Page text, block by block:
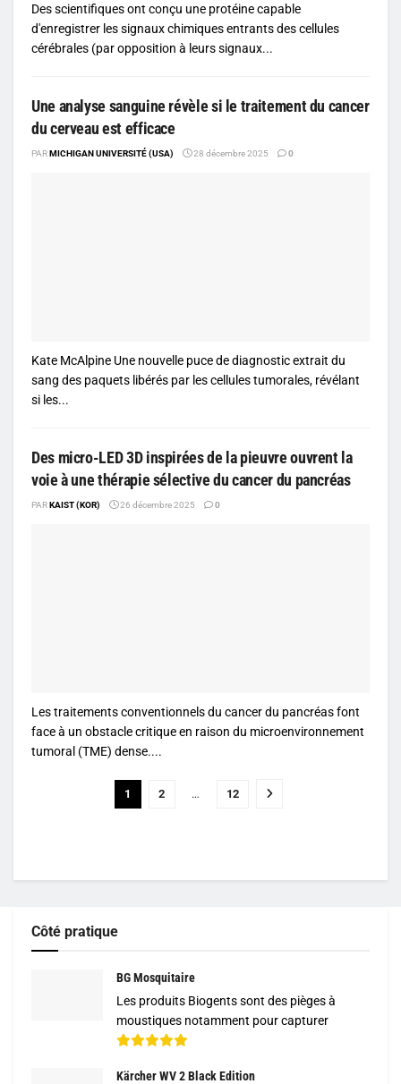
Des scientifiques ont conçu une protéine capable
d'enregistrer les signaux chimiques entrants des cellules
cérébrales (par opposition à leurs signaux...
Une analyse sanguine révèle si le traitement du cancer
du cerveau est efficace
PARMICHIGAN UNIVERSITÉ (USA) 28 décembre 2025 0
Kate McAlpine Une nouvelle puce de diagnostic extrait du
sang des paquets libérés par les cellules tumorales, révélant
si les...
Des micro-LED 3D inspirées de la pieuvre ouvrent la
voie à une thérapie sélective du cancer du pancréas
PARKAIST (KOR) 26 décembre 2025 0
Les traitements conventionnels du cancer du pancréas font
face à un obstacle critique en raison du microenvironnement
tumoral (TME) dense....
1 2 … 12
Côté pratique
BG Mosquitaire
Les produits Biogents sont des pièges à
moustiques notamment pour capturer
Kärcher WV 2 Black Edition